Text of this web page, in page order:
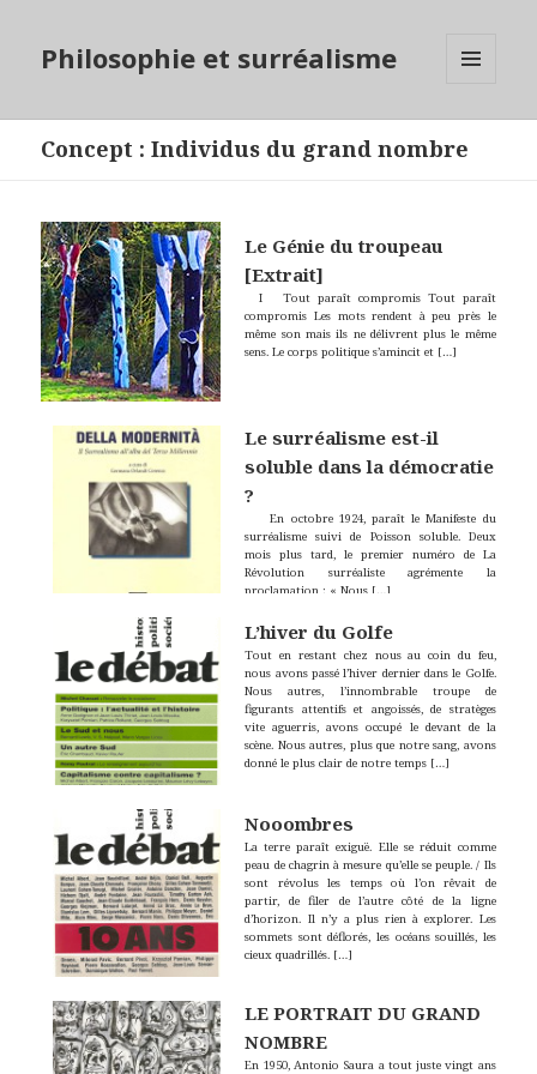
Philosophie et surréalisme
Concept :Individus du grand nombre
Le Génie du troupeau
[Extrait]
I Tout paraît compromis Tout paraît
compromis Les mots rendent à peu près le
même son mais ils ne délivrent plus le même
sens. Le corps politique s’amincit et […]
Le surréalisme est-il
soluble dans la démocratie
?
En octobre 1924, paraît le Manifeste du
surréalisme suivi de Poisson soluble. Deux
mois plus tard, le premier numéro de La
Révolution surréaliste agrémente la
proclamation : « Nous […]
L’hiver du Golfe
Tout en restant chez nous au coin du feu,
nous avons passé l’hiver dernier dans le Golfe.
Nous autres, l’innombrable troupe de
figurants attentifs et angoissés, de stratèges
vite aguerris, avons occupé le devant de la
scène. Nous autres, plus que notre sang, avons
donné le plus clair de notre temps […]
Nooombres
La terre paraît exiguë. Elle se réduit comme
peau de chagrin à mesure qu’elle se peuple. / Ils
sont révolus les temps où l’on rêvait de
partir, de filer de l’autre côté de la ligne
d’horizon. Il n’y a plus rien à explorer. Les
sommets sont déflorés, les océans souillés, les
cieux quadrillés. […]
LE PORTRAIT DU GRAND
NOMBRE
En 1950, Antonio Saura a tout juste vingt ans